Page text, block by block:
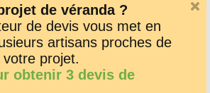
de véranda ?
de devis vous met en
artisans proches de
projet.
obtenir 3 devis de